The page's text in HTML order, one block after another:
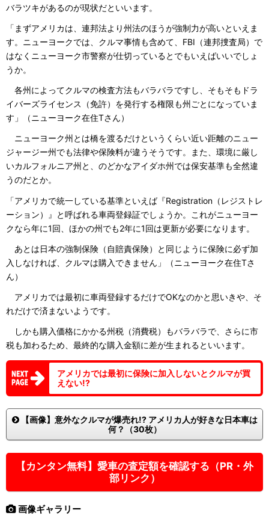
バラツキがあるのが現状だといいます。
「まずアメリカは、連邦法より州法のほうが強制力が高いといえま
す。ニューヨークでは、クルマ事情も含めて、FBI（連邦捜査局）で
はなくニューヨーク市警察が仕切っているとでもいえばいいでしょ
うか。
各州によってクルマの検査方法もバラバラですし、そもそもドラ
イバーズライセンス（免許）を発行する権限も州ごとになっていま
す」（ニューヨーク在住Tさん）
ニューヨーク州とは橋を渡るだけというくらい近い距離のニュー
ジャージー州でも法律や保険料が違うそうです。また、環境に厳し
いカルフォルニア州と、のどかなアイダホ州では保安基準も全然違
うのだとか。
「アメリカで統一している基準といえば『Registration（レジストレ
ーション）』と呼ばれる車両登録証でしょうか。これがニューヨー
クなら年に1回、ほかの州でも2年に1回は更新が必要になります。
あとは日本の強制保険（自賠責保険）と同じように保険に必ず加
入しなければ、クルマは購入できません」（ニューヨーク在住Tさ
ん）
アメリカでは最初に車両登録するだけでOKなのかと思いきや、そ
れだけで済まないようです。
しかも購入価格にかかる州税（消費税）もバラバラで、さらに市
税も加わるため、最終的な購入金額に差が生まれるといいます。
アメリカでは最初に保険に加入しないとクルマが買
えない!?
【画像】意外なクルマが爆売れ!? アメリカ人が好きな日本車は
何？（30枚）
【カンタン無料】愛車の査定額を確認する（PR・外
部リンク）
画像ギャラリー